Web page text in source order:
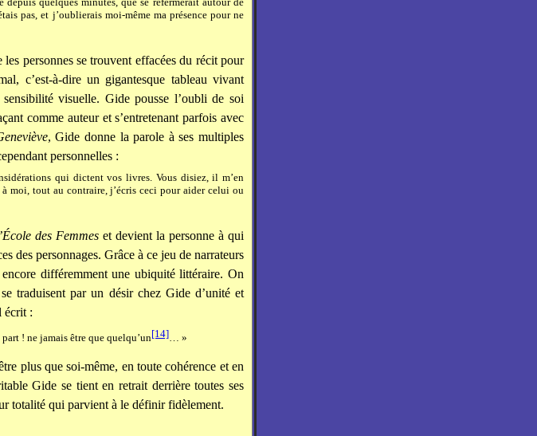
pas, et j’oublierais moi-même ma présence pour ne
personnes se trouvent effacées du récit pour
c’est-à-dire un gigantesque tableau vivant
sensibilité visuelle. Gide pousse l’oubli de soi
comme auteur et s’entretenant parfois avec
, Gide donne la parole à ses multiples
personnelles :
qui dictent vos livres. Vous disiez, il m’en
moi, tout au contraire, j’écris ceci pour aider celui ou
des Femmeset devient la personne à qui
des personnages. Grâce à ce jeu de narrateurs
différemment une ubiquité littéraire. On
traduisent par un désir chez Gide d’unité et
écrit :
! ne jamais être que quelqu’un[14]… »
plus que soi-même, en toute cohérence et en
Gide se tient en retrait derrière toutes ses
totalité qui parvient à le définir fidèlement.